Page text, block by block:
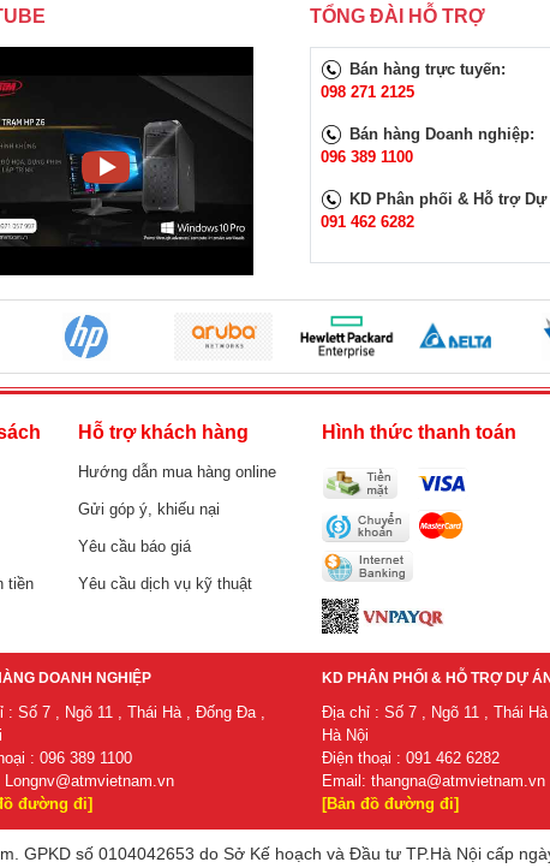
TỔNG ĐÀI HỖ TRỢ
Bán hàng trực tuyến:
098 271 2125
Bán hàng Doanh nghiệp:
096 389 1100
KD Phân phối & Hỗ trợ Dự
091 462 6282
tiền
Hỗ trợ khách hàng
Hướng dẫn mua hàng online
Gửi góp ý, khiếu nại
Yêu cầu báo giá
Yêu cầu dịch vụ kỹ thuật
Hình thức thanh toán
DOANH NGHIỆP
: Số 7 , Ngõ 11 , Thái Hà , Đống Đa ,
: 096 389 1100
Longnv@atmvietnam.vn
đường đi]
KD PHÂN PHỐI & HỖ TRỢ DỰ ÁN
Địa chỉ : Số 7 , Ngõ 11 , Thái
Hà Nội
Điện thoại : 091 462 6282
Email: thangna@atmvietnam.vn
[Bản đồ đường đi]
GPKD số 0104042653 do Sở Kế hoạch và Đầu tư TP.Hà Nội cấp